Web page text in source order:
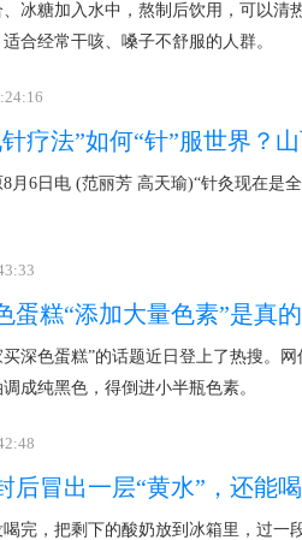
、冰糖加入水中，熬制后饮用，可以清
合经常干咳、嗓子不舒服的人群。
疗法”如何“针”服世界？
月6日电 (范丽芳 高天瑜)“针灸现在是
蛋糕“添加大量色素”是真
深色蛋糕”的话题近日登上了热搜。
成纯黑色，得倒进小半瓶色素。
后冒出一层“黄水”，还能
完，把剩下的酸奶放到冰箱里，过一